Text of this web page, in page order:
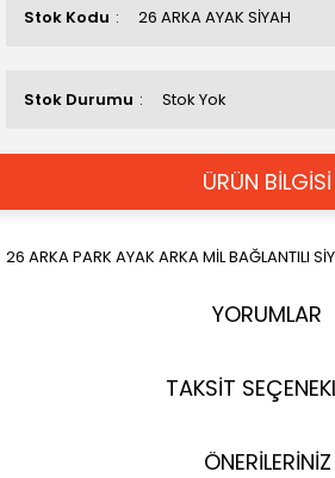
Stok Kodu 26 ARKA AYAK SİYAH
Stok Durumu Stok Yok
ÜRÜN BİLGİSİ
26 ARKA PARK AYAK ARKA MİL BAĞLANTILI
YORUMLAR
TAKSİT
ÖNERİLERİNİZ